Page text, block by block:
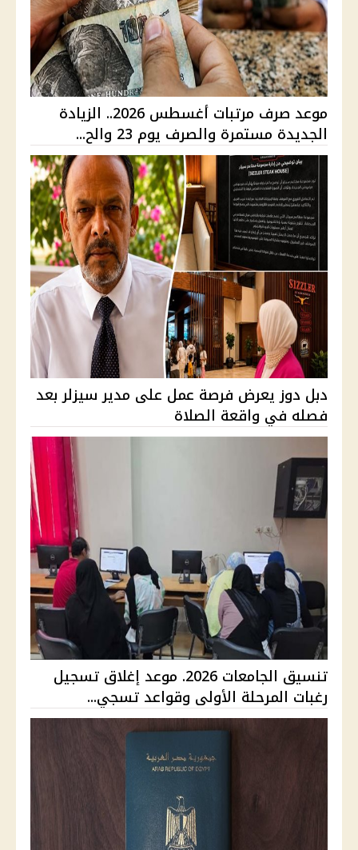
موعد صرف مرتبات أغسطس 2026.. الزيادة
الجديدة مستمرة والصرف يوم 23 والح...
دبل دوز يعرض فرصة عمل على مدير سيزلر بعد
فصله في واقعة الصلاة
تنسيق الجامعات 2026. موعد إغلاق تسجيل
رغبات المرحلة الأولى وقواعد تسجي...